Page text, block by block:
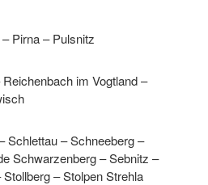
Pirna – Pulsnitz
im Vogtland –
Schlettau – Schneeberg –
Schwarzenberg – Sebnitz –
– Stolpen Strehla